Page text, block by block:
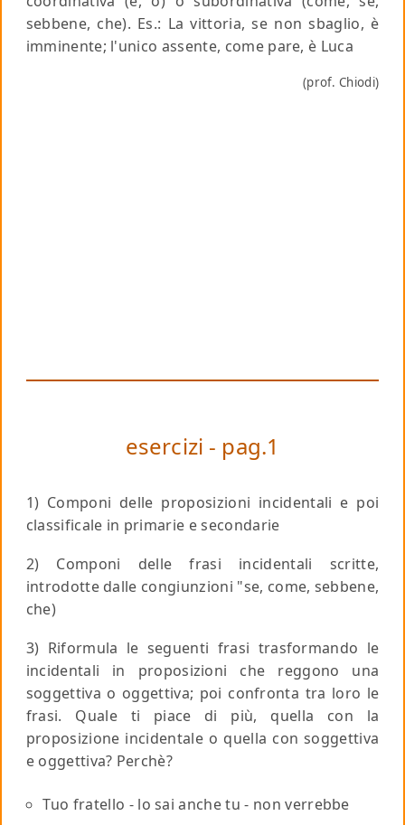
sebbene, che). Es.: La vittoria, se non sbaglio, è
imminente; l'unico assente, come pare, è Luca
(prof. Chiodi)
esercizi - pag.1
1) Componi delle proposizioni incidentali e poi
classificale in primarie e secondarie
2) Componi delle frasi incidentali scritte,
introdotte dalle congiunzioni "se, come, sebbene,
che)
3) Riformula le seguenti frasi trasformando le
incidentali in proposizioni che reggono una
soggettiva o oggettiva; poi confronta tra loro le
frasi. Quale ti piace di più, quella con la
proposizione incidentale o quella con soggettiva
e oggettiva? Perchè?
Tuo fratello - lo sai anche tu - non verrebbe